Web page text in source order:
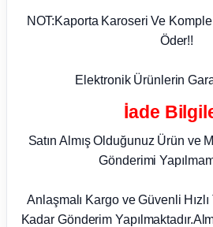
NOT:Kaporta Karoseri Ve Komple
Öder!!
Elektronik Ürünlerin
İade
Satın Almış Olduğunuz Ürün ve
Gönderimi
Anlaşmalı Kargo ve Güvenli Hızlı
Kadar Gönderim